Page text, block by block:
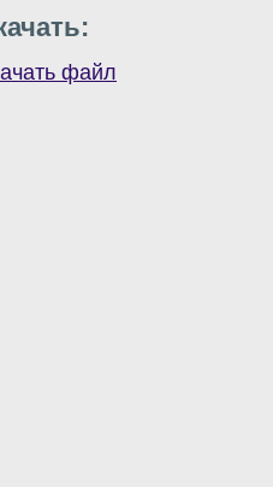
файл